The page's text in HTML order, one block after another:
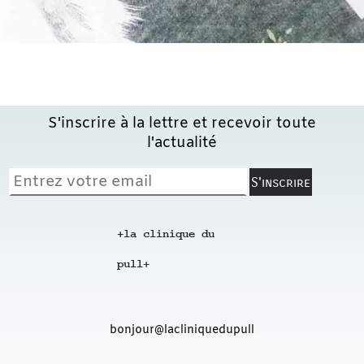
S'inscrire à la lettre et recevoir toute
l'actualité
+la clinique du
pull+
bonjour@lacliniquedupull.fr